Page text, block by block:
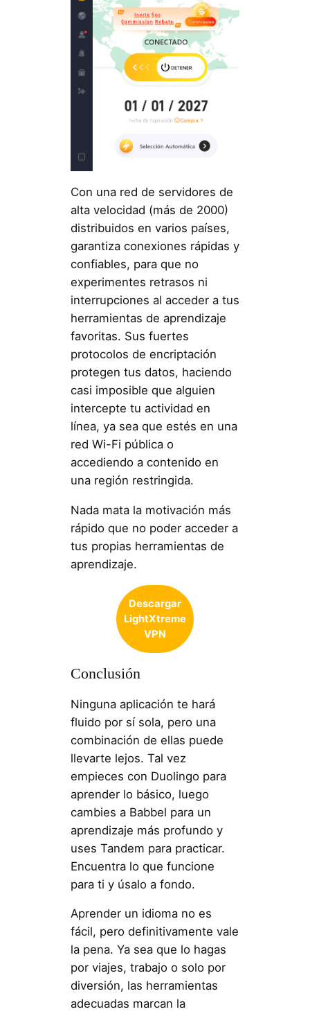
Con una red de servidores de
alta velocidad (más de 2000)
distribuidos en varios países,
garantiza conexiones rápidas y
confiables, para que no
experimentes retrasos ni
interrupciones al acceder a tus
herramientas de aprendizaje
favoritas. Sus fuertes
protocolos de encriptación
protegen tus datos, haciendo
casi imposible que alguien
intercepte tu actividad en
línea, ya sea que estés en una
red Wi-Fi pública o
accediendo a contenido en
una región restringida.
Nada mata la motivación más
rápido que no poder acceder a
tus propias herramientas de
aprendizaje.
Descargar
LightXtreme
VPN
Conclusión
Ninguna aplicación te hará
fluido por sí sola, pero una
combinación de ellas puede
llevarte lejos. Tal vez
empieces con Duolingo para
aprender lo básico, luego
cambies a Babbel para un
aprendizaje más profundo y
uses Tandem para practicar.
Encuentra lo que funcione
para ti y úsalo a fondo.
Aprender un idioma no es
fácil, pero definitivamente vale
la pena. Ya sea que lo hagas
por viajes, trabajo o solo por
diversión, las herramientas
adecuadas marcan la